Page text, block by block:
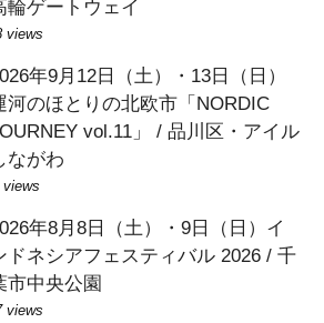
輪ゲートウェイ
views
年9月12日（土）・13日（日）
河のほとりの北欧市「NORDIC
vol.11」 / 品川区・アイル
ながわ
views
年8月8日（土）・9日（日）イ
ドネシアフェスティバル 2026 / 千
市中央公園
views